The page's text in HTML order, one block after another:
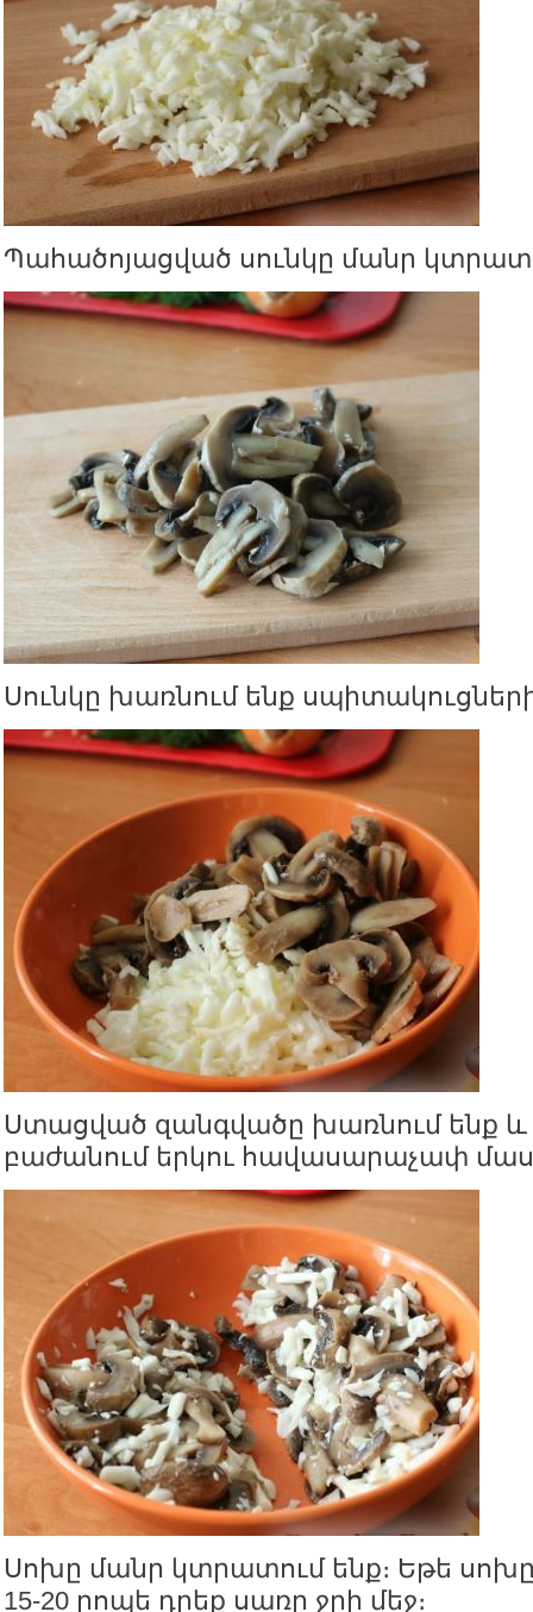
Պահածոյացված սունկը մանր
Սունկը խառնում ենք
Ստացված զանգվածը խառնում ենք և
բաժանում երկու հավասարաչափ
Սոխը մանր կտրատում ենք։ Եթե
15-20 րոպե դրեք սառը ջրի մեջ։